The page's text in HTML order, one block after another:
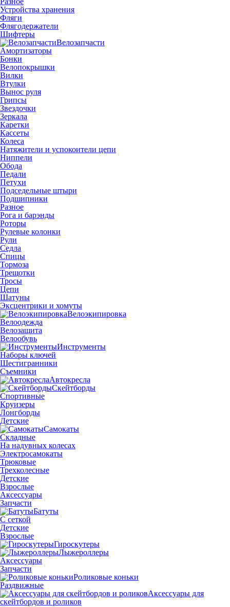
Устройства хранения
Фляги
Флягодержатели
Шифтеры
Велозапчасти
Амортизаторы
Бонки
Велопокрышки
Вилки
Втулки
Вынос руля
Грипсы
Звездочки
Зеркала
Каретки
Кассеты
Колеса
Натяжители и успокоители цепи
Ниппели
Обода
Педали
Петухи
Подседельные штыри
Подшипники
Разное
Рога и барэнды
Роторы
Рулевые колонки
Рули
Седла
Спицы
Тормоза
Трещотки
Тросы
Цепи
Шатуны
Эксцентрики и хомуты
Велоэкипировка
Велоодежда
Велозащита
Велообувь
Инструменты
Наборы ключей
Шестигранники
Съемники
Автокресла
Скейтборды
Спортивные
Круизеры
Лонгборды
Детские
Самокаты
Складные
На надувных колесах
Электросамокаты
Трюковые
Трехколесные
Детские
Взрослые
Аксессуары
Запчасти
Батуты
С сеткой
Детские
Взрослые
Гироскутеры
Лыжероллеры
Аксессуары
Запчасти
Роликовые коньки
Раздвижные
Аксессуары для
скейтбордов и роликов